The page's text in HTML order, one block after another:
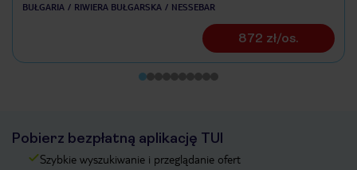
BUŁGARIA RIWIERA BUŁGARSKA NESSEBAR
872 zł/os.
Pobierz bezpłatną aplikację TUI
Szybkie wyszukiwanie i przeglądanie ofert